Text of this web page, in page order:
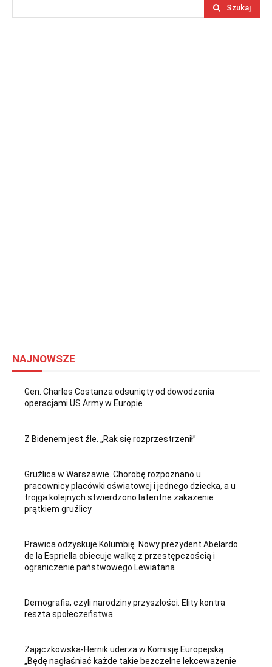
Szukaj
NAJNOWSZE
Gen. Charles Costanza odsunięty od dowodzenia
operacjami US Army w Europie
Z Bidenem jest źle. „Rak się rozprzestrzenił”
Gruźlica w Warszawie. Chorobę rozpoznano u
pracownicy placówki oświatowej i jednego dziecka, a u
trojga kolejnych stwierdzono latentne zakażenie
prątkiem gruźlicy
Prawica odzyskuje Kolumbię. Nowy prezydent Abelardo
de la Espriella obiecuje walkę z przestępczością i
ograniczenie państwowego Lewiatana
Demografia, czyli narodziny przyszłości. Elity kontra
reszta społeczeństwa
Zajączkowska-Hernik uderza w Komisję Europejską.
„Będę nagłaśniać każde takie bezczelne lekceważenie